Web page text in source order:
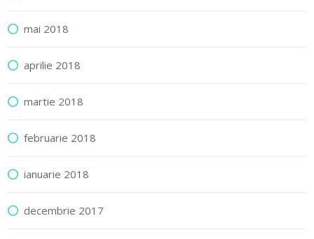
mai 2018
aprilie 2018
martie 2018
februarie 2018
ianuarie 2018
decembrie 2017